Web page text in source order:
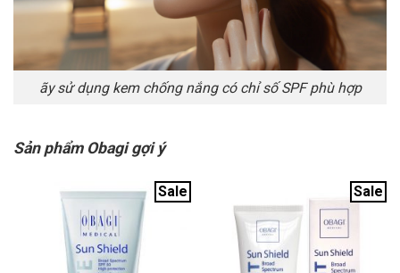
ãy sử dụng kem chống nắng có chỉ số SPF phù hợp
Sản phẩm Obagi gợi ý
Sale Sale